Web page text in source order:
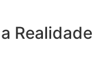
Realidade